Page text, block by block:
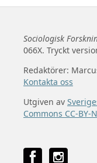
Sociologisk
066X. Tryckt
Redaktörer:
Kontakta oss
Utgiven av
Commons CC-BY-